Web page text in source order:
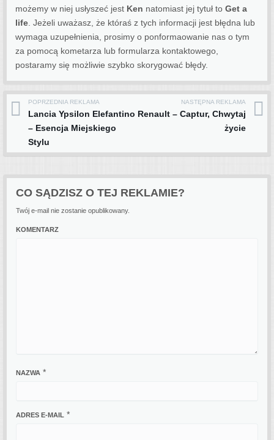
możemy w niej usłyszeć jest Ken natomiast jej tytuł to Get a
life . Jeżeli uważasz, że któraś z tych informacji jest błędna lub
wymaga uzupełnienia, prosimy o ponformaowanie nas o tym
za pomocą kometarza lub formularza kontaktowego,
postaramy się możliwie szybko skorygować błędy.
Post navigation
POPRZEDNIA REKLAMA
Lancia Ypsilon Elefantino
– Esencja Miejskiego
Stylu
NASTĘPNA REKLAMA
Renault – Captur, Chwytaj
życie
CO SĄDZISZ O TEJ REKLAMIE?
Twój e-mail nie zostanie opublikowany.
KOMENTARZ
NAZWA *
ADRES E-MAIL *